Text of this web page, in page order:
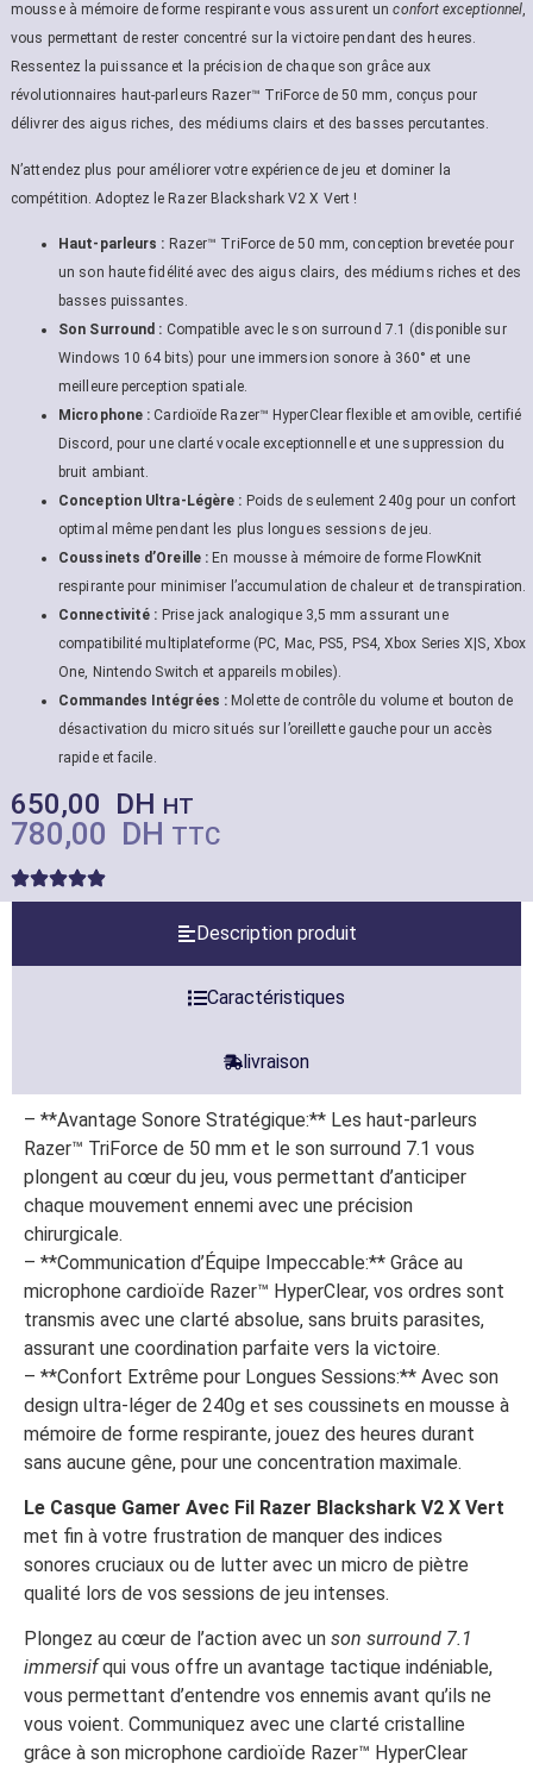
mousse à mémoire de forme respirante vous assurent unconfort exceptionnel,
vous permettant de rester concentré sur la victoire pendant des heures.
Ressentez la puissance et la précision de chaque son grâce aux
révolutionnaires haut-parleurs Razer™ TriForce de 50 mm, conçus pour
délivrer des aigus riches, des médiums clairs et des basses percutantes.
N’attendez plus pour améliorer votre expérience de jeu et dominer la
compétition. Adoptez le Razer Blackshark V2 X Vert !
Haut-parleurs : Razer™ TriForce de 50 mm, conception brevetée pour
un son haute fidélité avec des aigus clairs, des médiums riches et des
basses puissantes.
Son Surround : Compatible avec le son surround 7.1 (disponible sur
Windows 10 64 bits) pour une immersion sonore à 360° et une
meilleure perception spatiale.
Microphone : Cardioïde Razer™ HyperClear flexible et amovible, certifié
Discord, pour une clarté vocale exceptionnelle et une suppression du
bruit ambiant.
Conception Ultra-Légère : Poids de seulement 240g pour un confort
optimal même pendant les plus longues sessions de jeu.
Coussinets d’Oreille : En mousse à mémoire de forme FlowKnit
respirante pour minimiser l’accumulation de chaleur et de transpiration.
Connectivité : Prise jack analogique 3,5 mm assurant une
compatibilité multiplateforme (PC, Mac, PS5, PS4, Xbox Series X|S, Xbox
One, Nintendo Switch et appareils mobiles).
Commandes Intégrées : Molette de contrôle du volume et bouton de
désactivation du micro situés sur l’oreillette gauche pour un accès
rapide et facile.
650,00 DH HT
780,00 DH TTC
Description produit
Caractéristiques
livraison
– **Avantage Sonore Stratégique:** Les haut-parleurs
Razer™ TriForce de 50 mm et le son surround 7.1 vous
plongent au cœur du jeu, vous permettant d’anticiper
chaque mouvement ennemi avec une précision
chirurgicale.
– **Communication d’Équipe Impeccable:** Grâce au
microphone cardioïde Razer™ HyperClear, vos ordres sont
transmis avec une clarté absolue, sans bruits parasites,
assurant une coordination parfaite vers la victoire.
– **Confort Extrême pour Longues Sessions:** Avec son
design ultra-léger de 240g et ses coussinets en mousse à
mémoire de forme respirante, jouez des heures durant
sans aucune gêne, pour une concentration maximale.
Le Casque Gamer Avec Fil Razer Blackshark V2 X Vert
met fin à votre frustration de manquer des indices
sonores cruciaux ou de lutter avec un micro de piètre
qualité lors de vos sessions de jeu intenses.
Plongez au cœur de l’action avec un son surround 7.1
immersifqui vous offre un avantage tactique indéniable,
vous permettant d’entendre vos ennemis avant qu’ils ne
vous voient. Communiquez avec une clarté cristalline
grâce à son microphone cardioïde Razer™ HyperClear